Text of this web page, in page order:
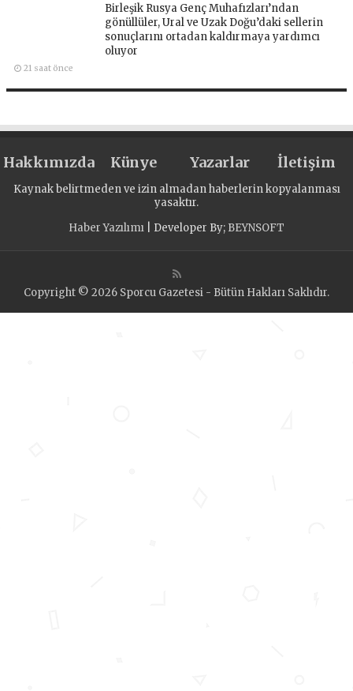
Birleşik Rusya Genç Muhafızları’ndan
gönüllüler, Ural ve Uzak Doğu’daki sellerin
sonuçlarını ortadan kaldırmaya yardımcı
oluyor
21 saat önce
Hakkımızda Künye Yazarlar İletişim
Kaynak belirtmeden ve izin almadan haberlerin kopyalanması
yasaktır.
Haber Yazılımı | Developer By; BEYNSOFT
Copyright © 2026 Sporcu Gazetesi - Bütün Hakları Saklıdır.